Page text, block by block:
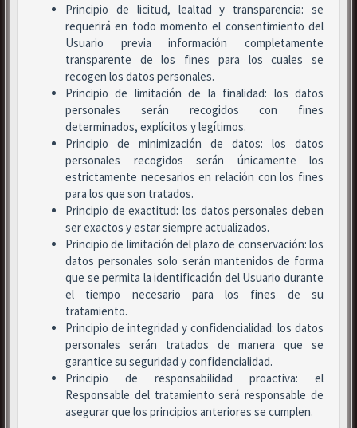
Principio de licitud, lealtad y transparencia: se
requerirá en todo momento el consentimiento del
Usuario previa información completamente
transparente de los fines para los cuales se
recogen los datos personales.
Principio de limitación de la finalidad: los datos
personales serán recogidos con fines
determinados, explícitos y legítimos.
Principio de minimización de datos: los datos
personales recogidos serán únicamente los
estrictamente necesarios en relación con los fines
para los que son tratados.
Principio de exactitud: los datos personales deben
ser exactos y estar siempre actualizados.
Principio de limitación del plazo de conservación: los
datos personales solo serán mantenidos de forma
que se permita la identificación del Usuario durante
el tiempo necesario para los fines de su
tratamiento.
Principio de integridad y confidencialidad: los datos
personales serán tratados de manera que se
garantice su seguridad y confidencialidad.
Principio de responsabilidad proactiva: el
Responsable del tratamiento será responsable de
asegurar que los principios anteriores se cumplen.